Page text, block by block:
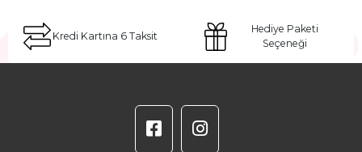
Kredi Kartına 6 Taksit
Hediye Paketi
Seçeneği